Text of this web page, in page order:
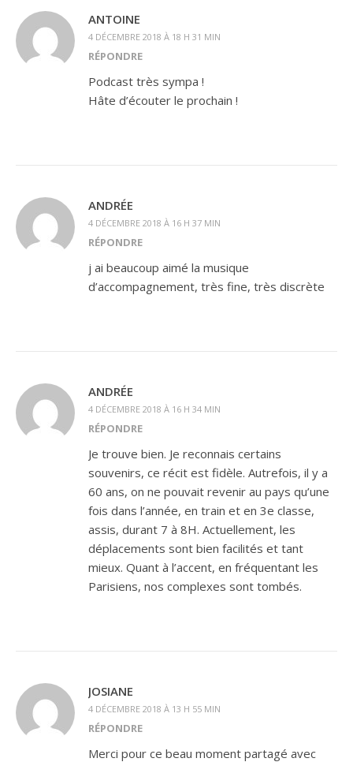
ANTOINE
4 DÉCEMBRE 2018 À 18 H 31 MIN
RÉPONDRE
Podcast très sympa !
Hâte d’écouter le prochain !
ANDRÉE
4 DÉCEMBRE 2018 À 16 H 37 MIN
RÉPONDRE
j ai beaucoup aimé la musique
d’accompagnement, très fine, très discrète
ANDRÉE
4 DÉCEMBRE 2018 À 16 H 34 MIN
RÉPONDRE
Je trouve bien. Je reconnais certains
souvenirs, ce récit est fidèle. Autrefois, il y a
60 ans, on ne pouvait revenir au pays qu’une
fois dans l’année, en train et en 3e classe,
assis, durant 7 à 8H. Actuellement, les
déplacements sont bien facilités et tant
mieux. Quant à l’accent, en fréquentant les
Parisiens, nos complexes sont tombés.
JOSIANE
4 DÉCEMBRE 2018 À 13 H 55 MIN
RÉPONDRE
Merci pour ce beau moment partagé avec